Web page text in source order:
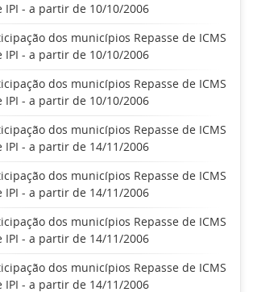
IPI - a partir de 10/10/2006
dos municípios Repasse de ICMS
IPI - a partir de 10/10/2006
dos municípios Repasse de ICMS
IPI - a partir de 10/10/2006
dos municípios Repasse de ICMS
IPI - a partir de 14/11/2006
dos municípios Repasse de ICMS
IPI - a partir de 14/11/2006
dos municípios Repasse de ICMS
IPI - a partir de 14/11/2006
dos municípios Repasse de ICMS
IPI - a partir de 14/11/2006